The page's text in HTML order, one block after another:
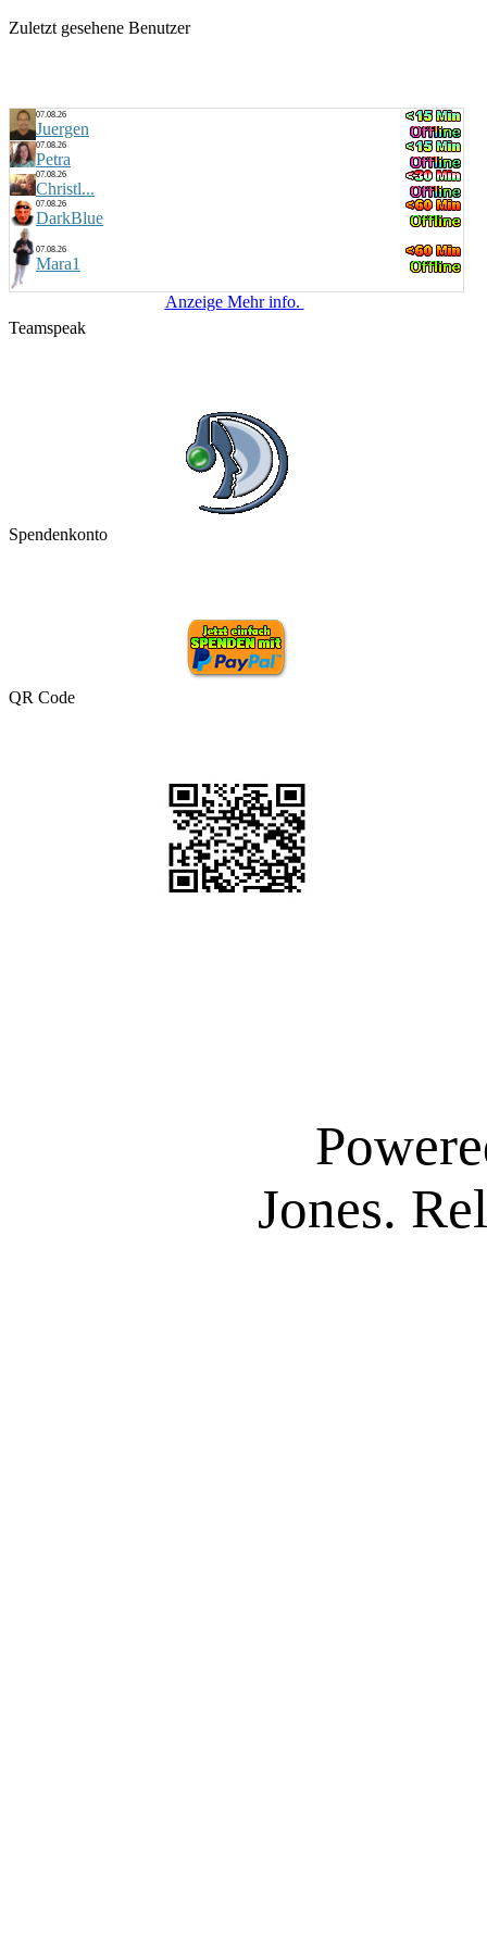
Zuletzt gesehene Benutzer
07.08.26
Juergen
07.08.26
Petra
07.08.26
Christl...
07.08.26
DarkBlue
07.08.26
Mara1
Anzeige Mehr info.
Teamspeak
Spendenkonto
QR Code
Jones.